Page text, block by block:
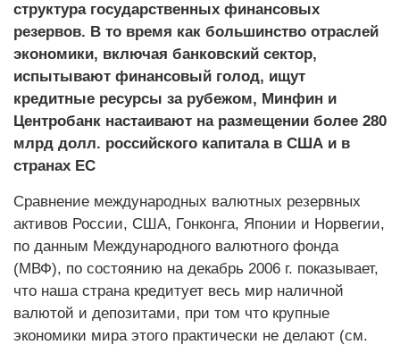
структура государственных финансовых
резервов. В то время как большинство отраслей
экономики, включая банковский сектор,
испытывают финансовый голод, ищут
кредитные ресурсы за рубежом, Минфин и
Центробанк настаивают на размещении более 280
млрд долл. российского капитала в США и в
странах ЕС
Сравнение международных валютных резервных
активов России, США, Гонконга, Японии и Норвегии,
по данным Международного валютного фонда
(МВФ), по состоянию на декабрь 2006 г. показывает,
что наша страна кредитует весь мир наличной
валютой и депозитами, при том что крупные
экономики мира этого практически не делают (см.